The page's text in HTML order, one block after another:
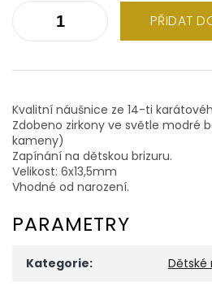
PŘIDAT
Kvalitní náušnice ze 14-ti
Zdobeno zirkony ve světle modré
kameny)
Zapínání na dětskou brizuru.
Velikost: 6x13,5mm
Vhodné od narození.
PARAMETRY
Kategorie: Dětské